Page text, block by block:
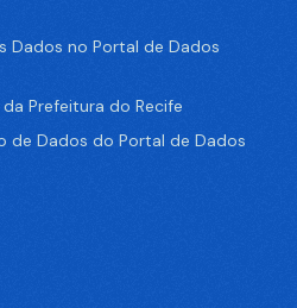
Dados no Portal de Dados
Prefeitura do Recife
de Dados do Portal de Dados